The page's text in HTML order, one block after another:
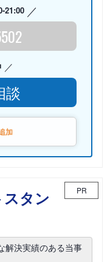
21:00
談
加
タン
PR
解決実績のある当事